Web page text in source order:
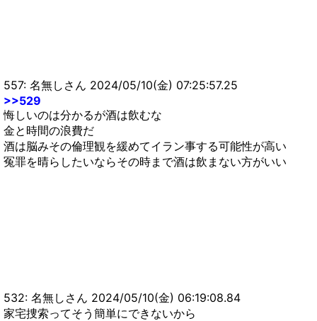
557: 名無しさん 2024/05/10(金) 07:25:57.25
>>529
悔しいのは分かるが酒は飲むな
金と時間の浪費だ
酒は脳みその倫理観を緩めてイラン事する可能性が高い
冤罪を晴らしたいならその時まで酒は飲まない方がいい
532: 名無しさん 2024/05/10(金) 06:19:08.84
家宅捜索ってそう簡単にできないから